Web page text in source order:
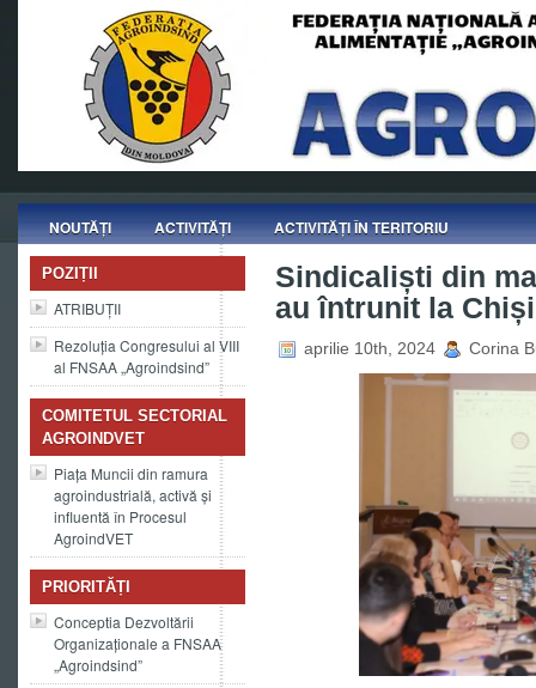
NOUTĂȚI ACTIVITĂȚI ACTIVITĂȚI ÎN TERITORIU
POZIȚII
ATRIBUȚII
Rezoluția Congresului al VIII
al FNSAA „Agroindsind”
COMITETUL SECTORIAL
AGROINDVET
Piața Muncii din ramura
agroindustrială, activă și
influentă în Procesul
AgroindVET
PRIORITĂȚI
Conceptia Dezvoltării
Organizaționale a FNSAA
„Agroindsind”
Sindicaliști din
au întrunit la
aprilie 10th, 2024 Corina